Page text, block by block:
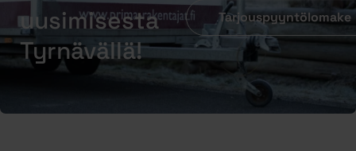
uusimisesta
Tyrnävällä!
Tarjouspyyntölomake